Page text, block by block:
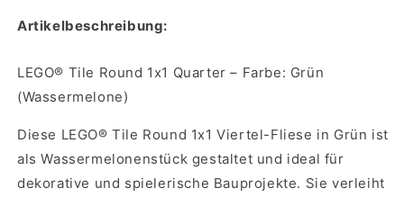
Artikelbeschreibung:
LEGO® Tile Round 1x1 Quarter – Farbe: Grün
(Wassermelone)
Diese LEGO® Tile Round 1x1 Viertel-Fliese in Grün ist
als Wassermelonenstück gestaltet und ideal für
dekorative und spielerische Bauprojekte. Sie verleiht